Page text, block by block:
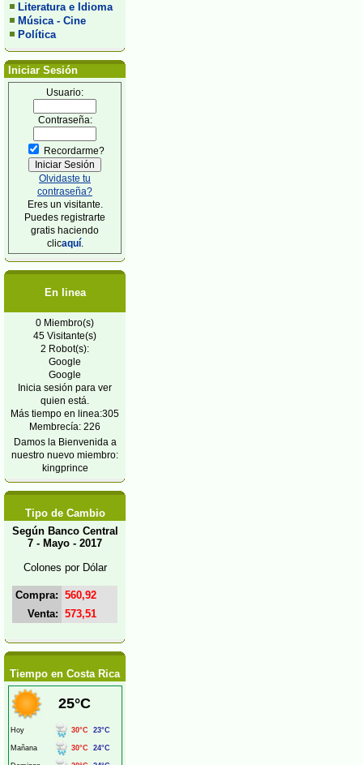
Literatura e Idioma
Música - Cine
Política
Iniciar Sesión
Usuario:
Contraseña:
Recordarme?
Olvidaste tu
contraseña?
Eres un visitante.
Puedes registrarte
gratis haciendo
clicaquí.
En linea
0 Miembro(s)
45 Visitante(s)
2 Robot(s):
Google
Google
Inicia sesión para ver
quien está.
Más tiempo en linea:305
Membrecía: 226
Damos la Bienvenida a
nuestro nuevo miembro:
kingprince
Tipo de Cambio
Según Banco Central
7 - Mayo - 2017
Colones por Dólar
Compra: 560,92
Venta: 573,51
Tiempo en Costa Rica